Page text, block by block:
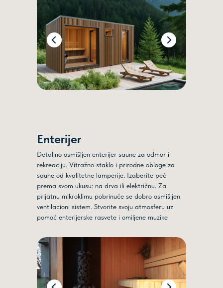
rešenjem za potpuno opuštanje i rekreaciju.
Enterijer
Detaljno osmišljen enterijer saune za odmor i
rekreaciju. Vitražno staklo i prirodne obloge za
saune od kvalitetne lamperije. Izaberite peć
prema svom ukusu: na drva ili električnu. Za
prijatnu mikroklimu pobrinuće se dobro osmišljen
ventilacioni sistem. Stvorite svoju atmosferu uz
pomoć enterijerske rasvete i omiljene muzike